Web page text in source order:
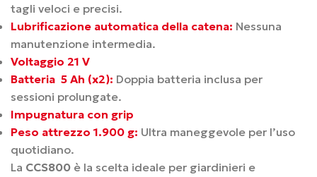
tagli veloci e precisi.
Lubrificazione automatica della catena: Nessuna
manutenzione intermedia.
Voltaggio 21 V
Batteria 5 Ah (x2): Doppia batteria inclusa per
sessioni prolungate.
Impugnatura con grip
Peso attrezzo 1.900 g: Ultra maneggevole per l’uso
quotidiano.
La CCS800 è la scelta ideale per giardinieri e